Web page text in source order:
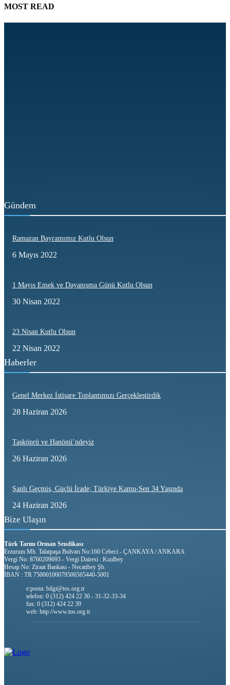
MOST READ
Gündem
Ramazan Bayramımız Kutlu Olsun
6 Mayıs 2022
1 Mayıs Emek ve Dayanışma Günü Kutlu Olsun
30 Nisan 2022
23 Nisan Kutlu Olsun
22 Nisan 2022
Haberler
Genel Merkez İstişare Toplantımızı Gerçekleştirdik
28 Haziran 2026
Taşköprü ve Hanönü’ndeyiz
26 Haziran 2026
Şanlı Geçmiş, Güçlü İrade; Türkiye Kamu-Sen 34 Yaşında
24 Haziran 2026
Bize Ulaşın
Türk Tarım Orman Sendikası
Erzurum Mh. Talatpaşa Bulvarı No:160 Cebeci - ÇANKAYA / ANKARA
Vergi No: 8760209693 - Vergi Dairesi : Kızılbey
Hesap No: Ziraat Bankası - Necatibey Şb.
İBAN : TR 75000100079506565440-5001
e:posta: bilgi@tos.org.tr
telefon: 0 (312) 424 22 30 - 31-32-33-34
fax: 0 (312) 424 22 39
web: http://www.tos.org.tr